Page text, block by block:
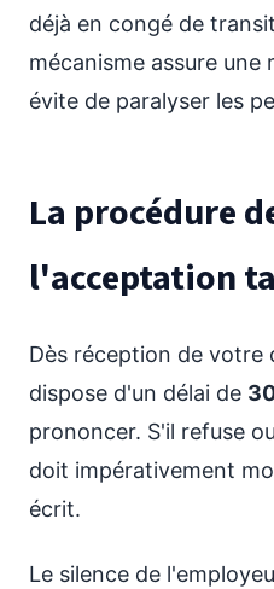
déjà en congé de
mécanisme assure
évite de paralyser les
La procédure
l'acceptation
Dès réception de votre
dispose d'un délai de
prononcer. S'il refuse
doit impérativement
écrit.
Le silence de